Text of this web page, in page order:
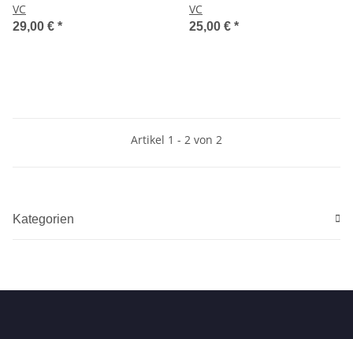
VC
29,00 € *
VC
25,00 € *
Artikel 1 - 2 von 2
Kategorien